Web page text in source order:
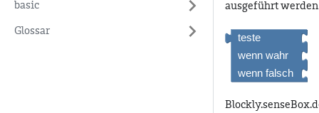
basic
Glossar
ausgeführt